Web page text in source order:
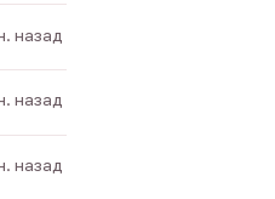
назад
назад
назад